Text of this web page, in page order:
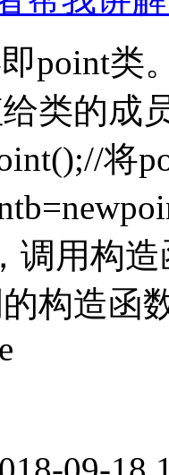
point类
类的成
将
调用构
构造函